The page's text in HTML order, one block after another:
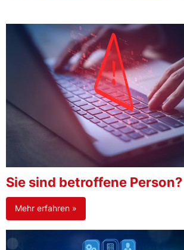
Sie sind betroffene Person?
Mehr erfahren »